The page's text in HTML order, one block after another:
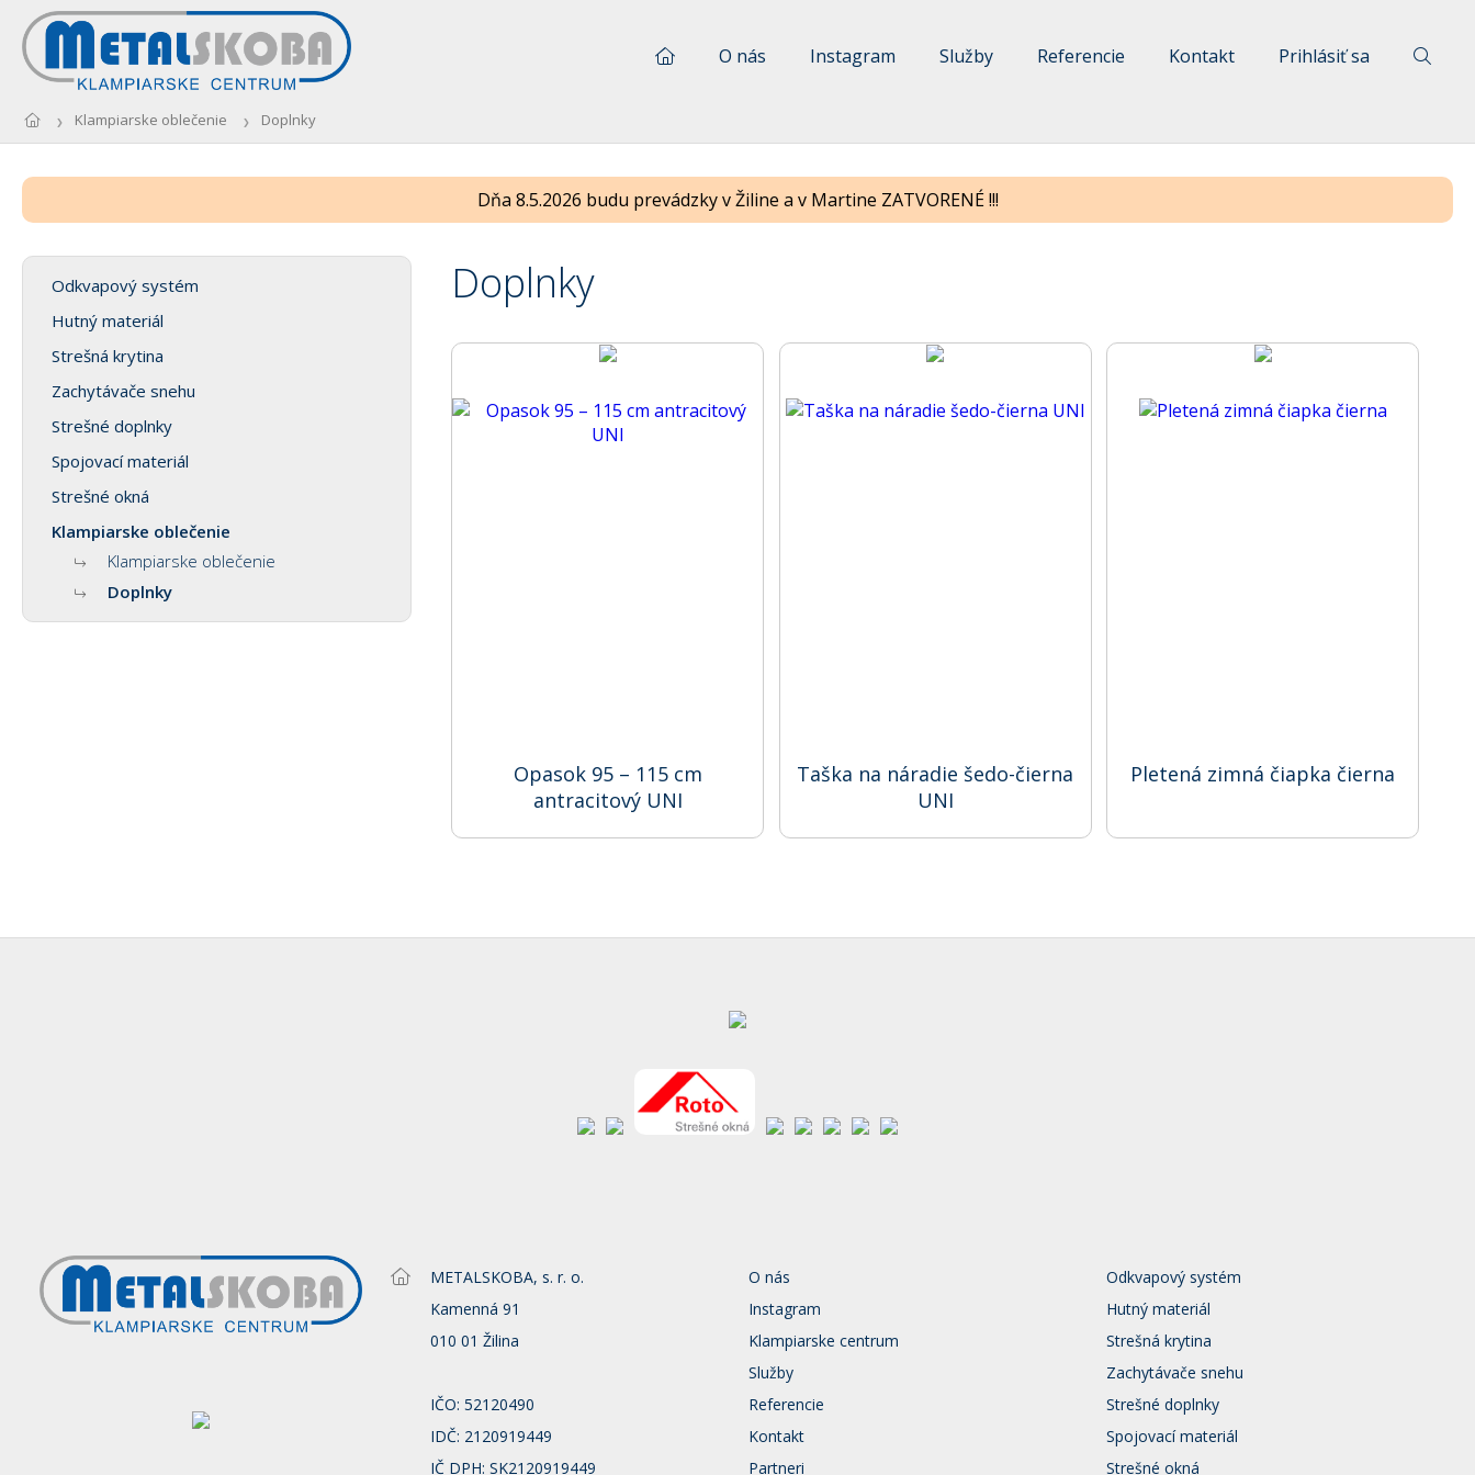
O nás Instagram Služby Referencie Kontakt Prihlásiť sa
Klampiarske oblečenie Doplnky
Dňa 8.5.2026 budu prevádzky v Žiline a v Martine ZATVORENÉ !!!
Odkvapový systém
Hutný materiál
Strešná krytina
Zachytávače snehu
Strešné doplnky
Spojovací materiál
Strešné okná
Klampiarske oblečenie
Klampiarske oblečenie
Doplnky
Doplnky
Opasok 95 – 115 cm
antracitový UNI
Taška na náradie šedo-čierna
UNI
Pletená zimná čiapka čierna
METALSKOBA, s. r. o.
Kamenná 91
010 01 Žilina
IČO: 52120490
IDČ: 2120919449
IČ DPH: SK2120919449
O nás
Instagram
Klampiarske centrum
Služby
Referencie
Kontakt
Partneri
Odkvapový systém
Hutný materiál
Strešná krytina
Zachytávače snehu
Strešné doplnky
Spojovací materiál
Strešné okná